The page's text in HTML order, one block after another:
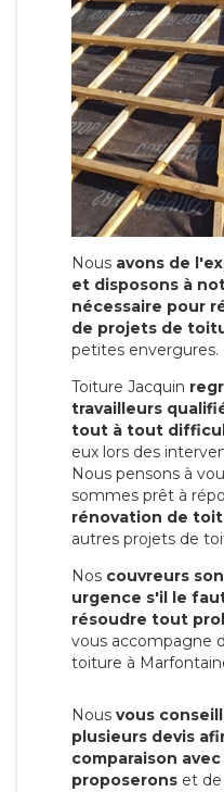
Nous avons de
et disposons à
nécessaire pour
de projets de
petites envergures.
Toiture Jacquin
travailleurs
tout à tout
eux lors des
Nous pensons à
sommes prêt à
rénovation de
autres projets de
Nos couvreurs
urgence s'il le
résoudre tout
vous accompagne
toiture à
Nous vous
plusieurs devis
comparaison
proposerons et